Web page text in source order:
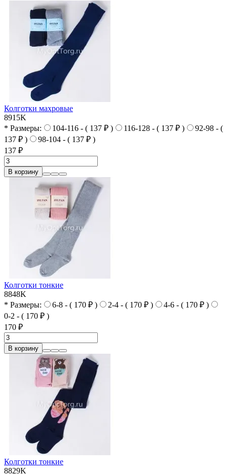
Колготки махровые
8915K
* Размеры:
104-116 - ( 137 ₽ ) 116-128 - ( 137 ₽ )
92-98 - (
137 ₽ )
98-104 - ( 137 ₽ )
137 ₽
В корзину
Колготки тонкие
8848K
* Размеры:
6-8 - ( 170 ₽ ) 2-4 - ( 170 ₽ )
4-6 - ( 170 ₽ )
0-2 - ( 170 ₽ )
170 ₽
В корзину
Колготки тонкие
8829K